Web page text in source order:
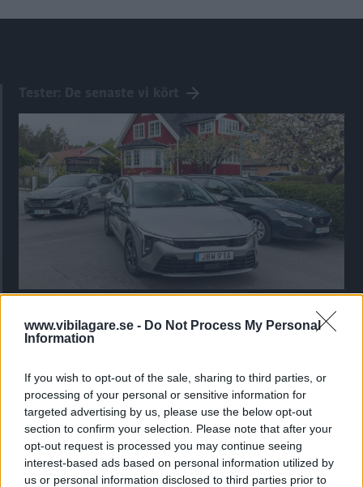
www.vibilagare.se - Do Not Process My Personal
Information
If you wish to opt-out of the sale, sharing to third parties, or
processing of your personal or sensitive information for
targeted advertising by us, please use the below opt-out
section to confirm your selection. Please note that after your
opt-out request is processed you may continue seeing
interest-based ads based on personal information utilized by
us or personal information disclosed to third parties prior to
Kia utmanar i kombiklassen – blir omkörd
av ”gamlingen”